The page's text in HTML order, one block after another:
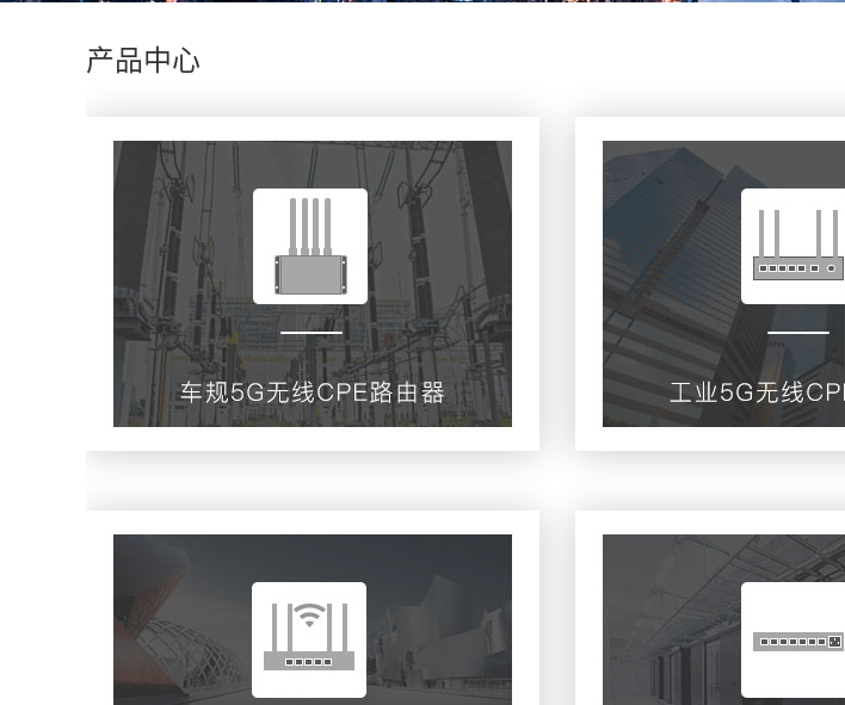
产品中心
车规4G/5G-CPE路由器
查看更多
工业5G-CPE路由器
串口联网服务器